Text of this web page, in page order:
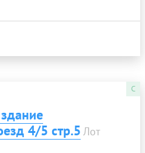
C
4/5 стр.5 Лот